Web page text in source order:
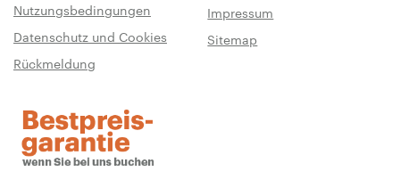
Nutzungsbedingungen
Impressum
Datenschutz und Cookies
Sitemap
Rückmeldung